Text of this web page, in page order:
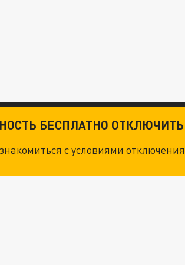
БЕСПЛАТНО
с условиями